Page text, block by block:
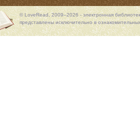
© LoveRead, 2009–2026 - электронная
представлены исключительно в